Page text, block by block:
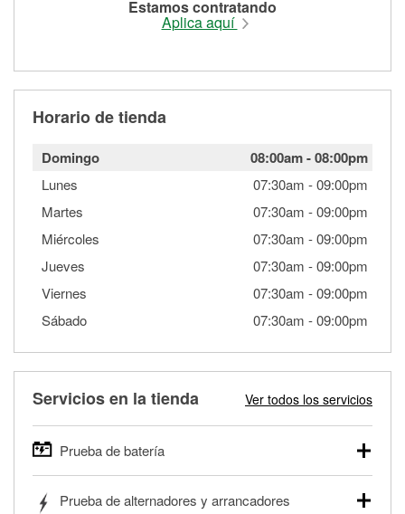
Estamos contratando
Aplica aquí
Horario de tienda
Domingo 08:00am-08:00pm
Lunes 07:30am -09:00pm
Martes
07:30am -09:00pm
Miércoles
07:30am -09:00pm
Jueves
07:30am -09:00pm
Viernes
07:30am -09:00pm
Sábado
07:30am -09:00pm
Servicios en la tienda Ver todos los servicios
Prueba de batería
autos, camionetas, SUVs, vehículos comerciales y
Prueba de alternadores y arrancadores